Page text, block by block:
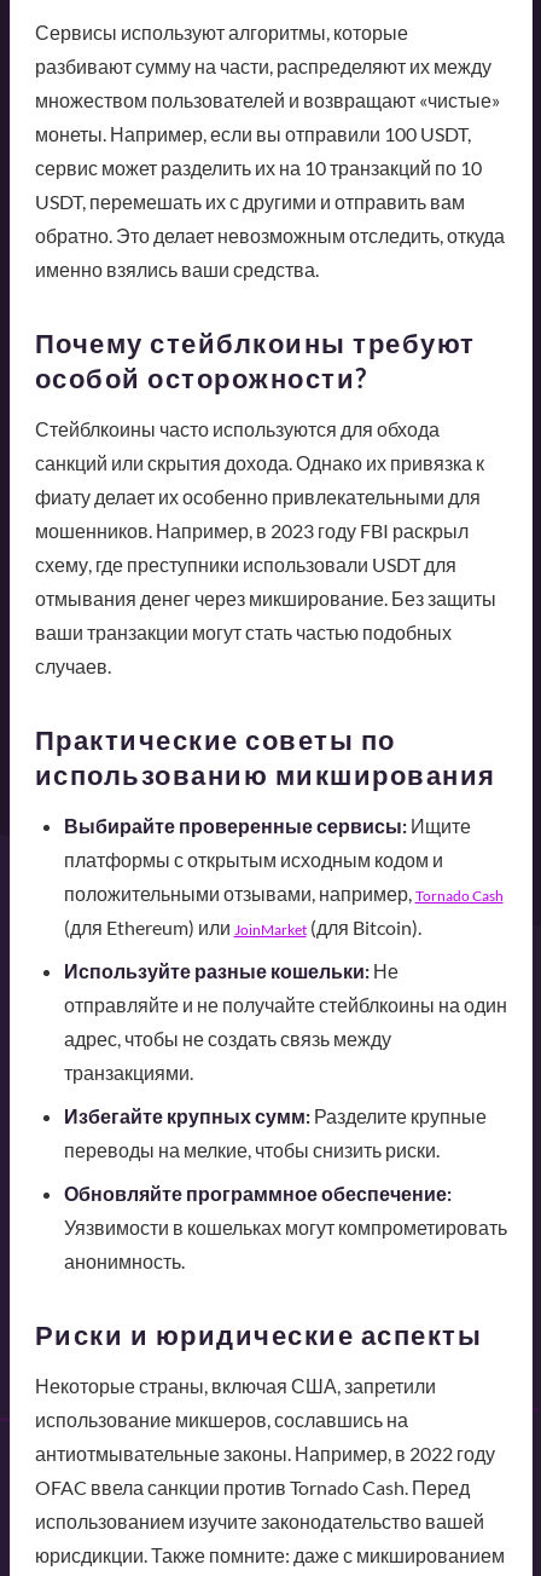
Сервисы используют алгоритмы, которые
разбивают сумму на части, распределяют их между
множеством пользователей и возвращают «чистые»
монеты. Например, если вы отправили 100 USDT,
сервис может разделить их на 10 транзакций по 10
USDT, перемешать их с другими и отправить вам
обратно. Это делает невозможным отследить, откуда
именно взялись ваши средства.
Почему стейблкоины требуют
особой осторожности?
Стейблкоины часто используются для обхода
санкций или скрытия дохода. Однако их привязка к
фиату делает их особенно привлекательными для
мошенников. Например, в 2023 году FBI раскрыл
схему, где преступники использовали USDT для
отмывания денег через микширование. Без защиты
ваши транзакции могут стать частью подобных
случаев.
Практические советы по
использованию микширования
Выбирайте проверенные сервисы:Ищите
платформы с открытым исходным кодом и
положительными отзывами, например, Tornado Cash
(для Ethereum) или JoinMarket(для Bitcoin).
Используйте разные кошельки:Не
отправляйте и не получайте стейблкоины на один
адрес, чтобы не создать связь между
транзакциями.
Избегайте крупных сумм:Разделите крупные
переводы на мелкие, чтобы снизить риски.
Обновляйте программное обеспечение:
Уязвимости в кошельках могут компрометировать
анонимность.
Риски и юридические аспекты
Некоторые страны, включая США, запретили
использование микшеров, сославшись на
антиотмывательные законы. Например, в 2022 году
OFAC ввела санкции против Tornado Cash. Перед
использованием изучите законодательство вашей
юрисдикции. Также помните: даже с микшированием